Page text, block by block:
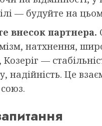
— будуйте на
внесок партнера.
натхнення,
Козеріг —
надійність. Це